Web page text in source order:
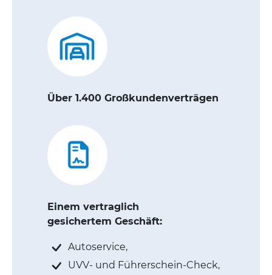
Über 1.400 Großkundenverträgen
Einem vertraglich
gesichertem Geschäft:
Autoservice,
UVV- und Führerschein-Check,